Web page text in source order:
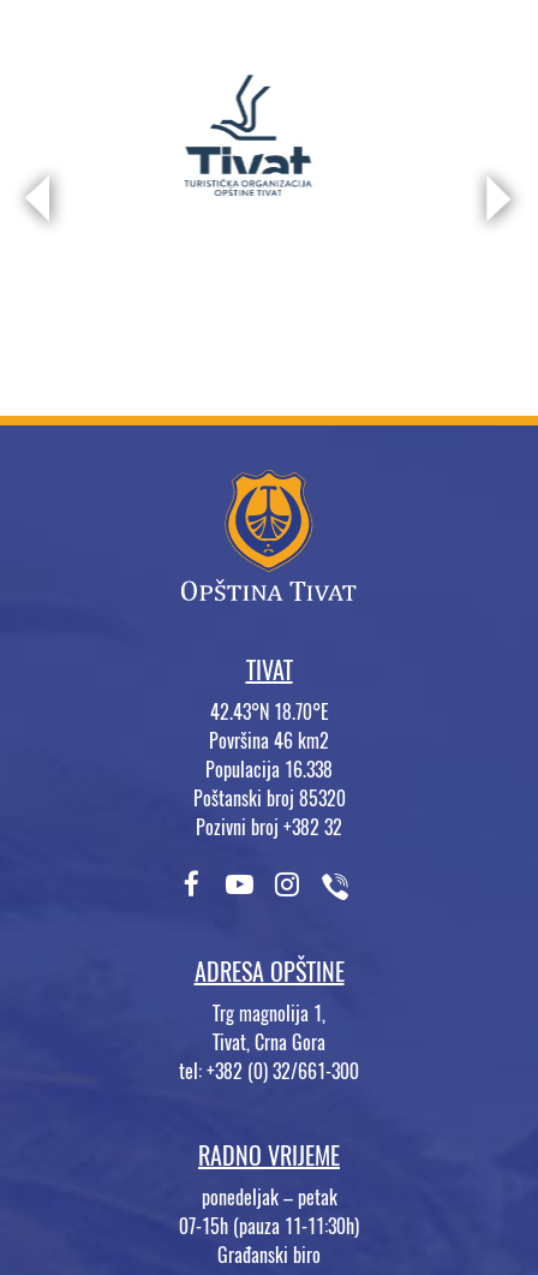
TIVAT
42.43°N 18.70°E
Površina 46 km2
Populacija 16.338
Poštanski broj 85320
Pozivni broj +382 32
ADRESA OPŠTINE
Trg magnolija 1,
Tivat, Crna Gora
tel: +382 (0) 32/661-300
RADNO VRIJEME
ponedeljak – petak
07-15h (pauza 11-11:30h)
Građanski biro